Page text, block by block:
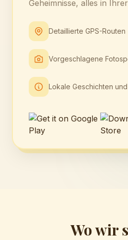
Geheimnisse, alles in
Detaillierte GPS-Routen
Vorgeschlagene
Lokale Geschichten
Wo wir